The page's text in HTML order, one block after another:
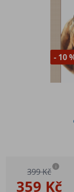
- 10
359 Kč
399 Kč i